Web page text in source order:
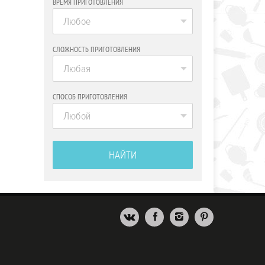
ВРЕМЯ ПРИГОТОВЛЕНИЯ
Любое
СЛОЖНОСТЬ ПРИГОТОВЛЕНИЯ
Любая
СПОСОБ ПРИГОТОВЛЕНИЯ
Любой
НАЙТИ